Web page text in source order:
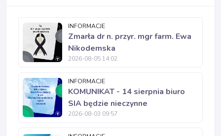
INFORMACJE
Zmarła dr n. przyr. mgr farm. Ewa
Nikodemska
2026-08-05 14:02
INFORMACJE
KOMUNIKAT - 14 sierpnia biuro
SIA będzie nieczynne
2026-08-03 09:57